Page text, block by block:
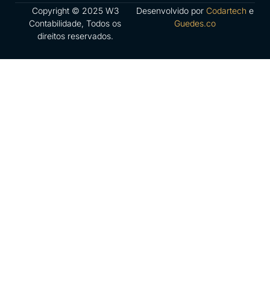
Copyright © 2025 W3
Contabilidade, Todos os
direitos reservados.
Desenvolvido por Codartech e
Guedes.co